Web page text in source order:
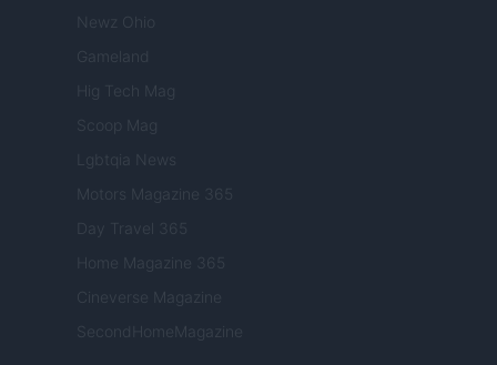
Newz Ohio
Gameland
Hig Tech Mag
Scoop Mag
Lgbtqia News
Motors Magazine 365
Day Travel 365
Home Magazine 365
Cineverse Magazine
SecondHomeMagazine